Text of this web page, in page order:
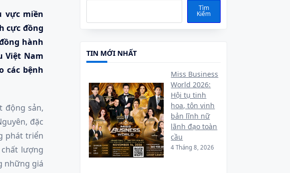
vực miền
cực đồng
hành
Việt Nam
các bệnh
động sản,
đặc
phát triển
lượng
những giá
Tìm
Kiếm
TIN MỚI NHẤT
Miss Business
World 2026:
Hội tụ tinh
hoa, tôn vinh
bản lĩnh nữ
lãnh đạo toàn
cầu
4 Tháng 8, 2026